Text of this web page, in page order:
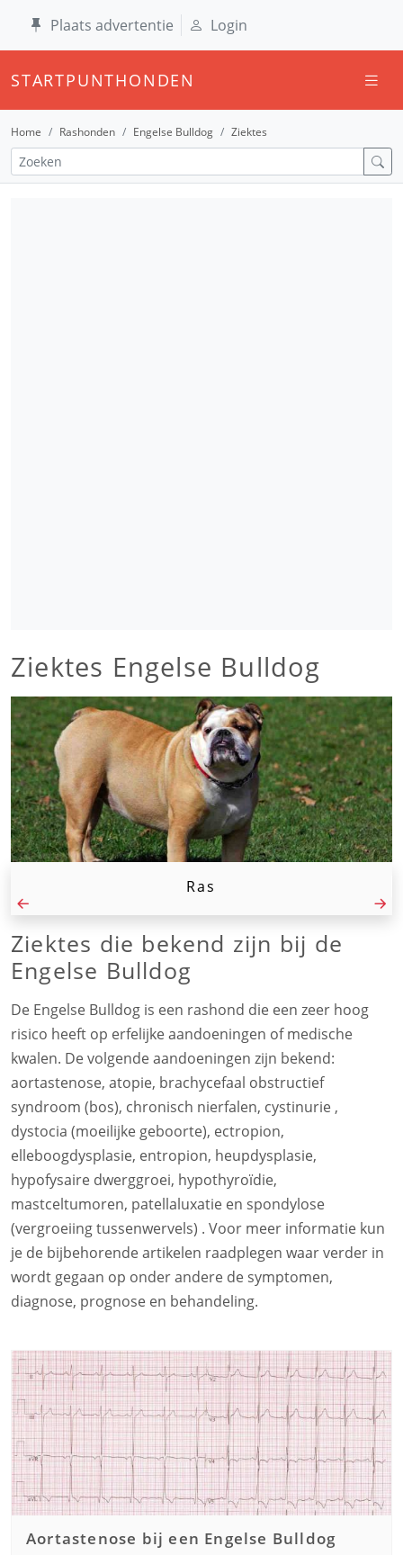
Plaats advertentie Login
STARTPUNTHONDEN
Home Rashonden Engelse Bulldog Ziektes
Ziektes Engelse Bulldog
Ras
Ziektes die bekend zijn bij de
Engelse Bulldog
De Engelse Bulldog is een rashond die een zeer hoog
risico heeft op erfelijke aandoeningen of medische
kwalen. De volgende aandoeningen zijn bekend:
aortastenose, atopie, brachycefaal obstructief
syndroom (bos), chronisch nierfalen, cystinurie ,
dystocia (moeilijke geboorte), ectropion,
elleboogdysplasie, entropion, heupdysplasie,
hypofysaire dwerggroei, hypothyroïdie,
mastceltumoren, patellaluxatie en spondylose
(vergroeiing tussenwervels) . Voor meer informatie kun
je de bijbehorende artikelen raadplegen waar verder in
wordt gegaan op onder andere de symptomen,
diagnose, prognose en behandeling.
Aortastenose bij een Engelse Bulldog